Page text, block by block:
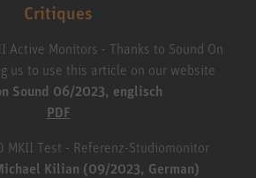
Critiques
Active Monitors - Thanks to Sound On
us to use this article on our website
Sound 06/2023, englisch
PDF
MKII Test - Referenz-Studiomonitor
Kilian (09/2023, German)